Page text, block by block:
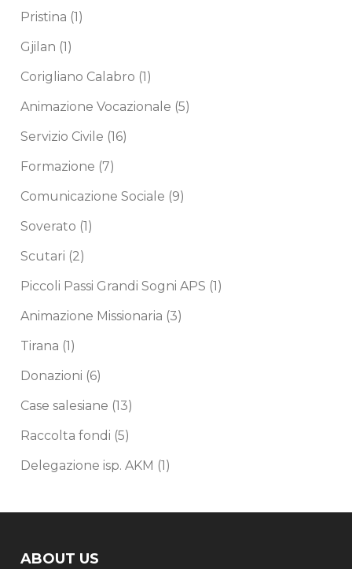
Pristina (1)
Gjilan (1)
Corigliano Calabro (1)
Animazione Vocazionale (5)
Servizio Civile (16)
Formazione (7)
Comunicazione Sociale (9)
Soverato (1)
Scutari (2)
Piccoli Passi Grandi Sogni APS (1)
Animazione Missionaria (3)
Tirana (1)
Donazioni (6)
Case salesiane (13)
Raccolta fondi (5)
Delegazione isp. AKM (1)
ABOUT US